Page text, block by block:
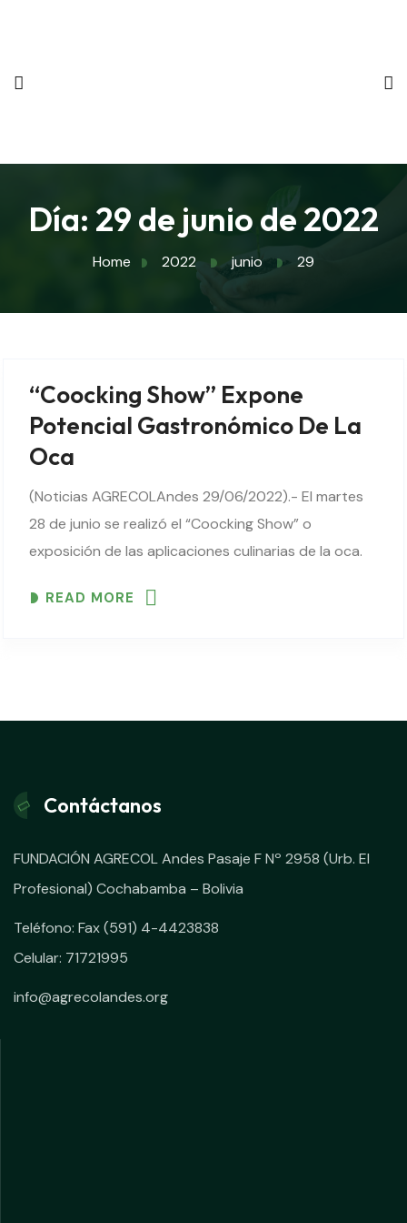
Día: 29 de junio de 2022
Home 2022 junio 29
“Coocking Show” Expone
Potencial Gastronómico De La
Oca
(Noticias AGRECOLAndes 29/06/2022).- El martes
28 de junio se realizó el “Coocking Show” o
exposición de las aplicaciones culinarias de la oca.
buscan promover iniciativas de gastronomía local..
READ MORE
Contáctanos
FUNDACIÓN AGRECOL Andes Pasaje F Nº 2958 (Urb. El
Profesional) Cochabamba – Bolivia
Teléfono: Fax (591) 4-4423838
Celular: 71721995
info@agrecolandes.org